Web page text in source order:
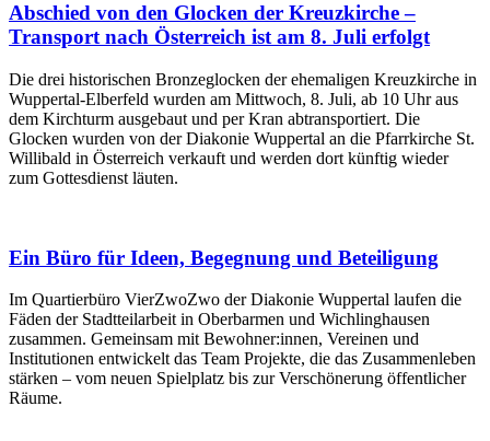
Abschied von den Glocken der Kreuzkirche –
Transport nach Österreich ist am 8. Juli erfolgt
Die drei historischen Bronzeglocken der ehemaligen Kreuzkirche in
Wuppertal-Elberfeld wurden am Mittwoch, 8. Juli, ab 10 Uhr aus
dem Kirchturm ausgebaut und per Kran abtransportiert. Die
Glocken wurden von der Diakonie Wuppertal an die Pfarrkirche St.
Willibald in Österreich verkauft und werden dort künftig wieder
zum Gottesdienst läuten.
Ein Büro für Ideen, Begegnung und Beteiligung
Im Quartierbüro VierZwoZwo der Diakonie Wuppertal laufen die
Fäden der Stadtteilarbeit in Oberbarmen und Wichlinghausen
zusammen. Gemeinsam mit Bewohner:innen, Vereinen und
Institutionen entwickelt das Team Projekte, die das Zusammenleben
stärken – vom neuen Spielplatz bis zur Verschönerung öffentlicher
Räume.